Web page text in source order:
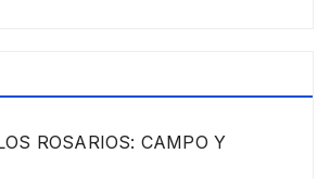
ROSARIOS: CAMPO Y